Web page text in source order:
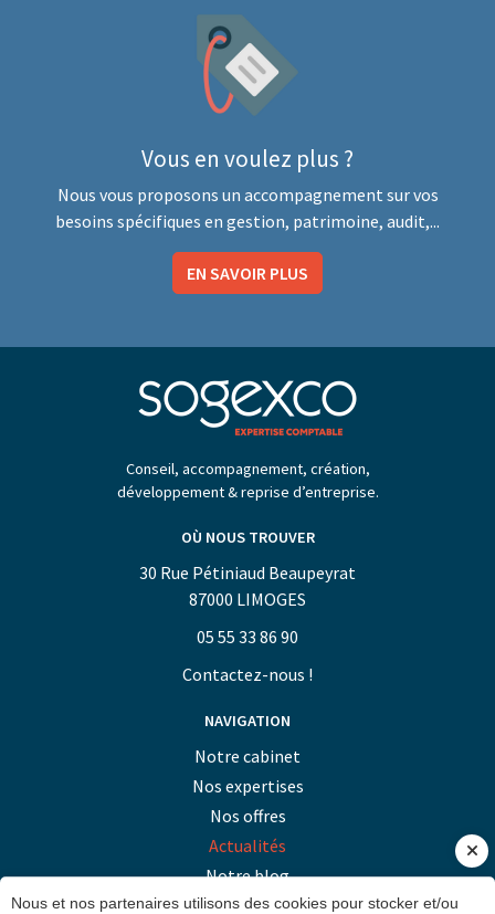
Vous en voulez plus ?
Nous vous proposons un accompagnement sur vos
besoins spécifiques en gestion, patrimoine, audit,...
EN SAVOIR PLUS
Conseil, accompagnement, création,
développement & reprise d’entreprise.
OÙ NOUS TROUVER
30 Rue Pétiniaud Beaupeyrat
87000 LIMOGES
05 55 33 86 90
Contactez-nous !
NAVIGATION
Notre cabinet
Nos expertises
Nos offres
Actualités
Notre blog
Contact
Nous et nos partenaires utilisons des cookies pour stocker et/ou